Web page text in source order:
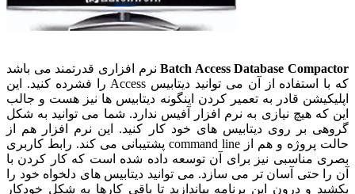
Batch Access Database Compactorنرم افزاری قدرتمند می باشد
که با استفاده از آن می توانید دیتابیس Access را فشرده کنید. این
اپلیکیشن قادر به تعمیر کردن اینگونه دیتابیس ها نیز هست و جالب
این که هیچ نیازی به نرم افزار آفیس ندارد. شما می توانید به شکل
گروهی بر روی دیتابیس های خود کار کنید. این نرم افزار هم از
حالت پروژه و هم از command line پشتیبانی می کند. رابط کاربری
بصری مناسبی نیز برای آن توسعه داده شده است که کار کردن با
آن را حتی آسان تر می سازد. می توانید دیتابیس های دلخواه خود را
بکشید و درون این برنامه بیاندازید تا باقی کارها به شکل خودکار